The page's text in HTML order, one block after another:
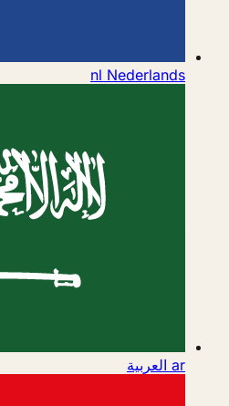
nl Nederlands
ar العربية